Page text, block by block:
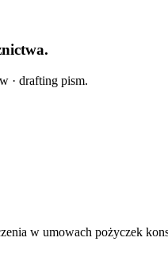
· drafting pism.
w umowach pożyczek